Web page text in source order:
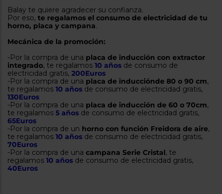
ti
y
con
mejor
de
entrega
¿Por
qué
te
pedimos
tu
código
postal?
Balay te quiere agradecer su confianza.
Por eso, te regalamos el consumo de electricidad de tu
horno, placa y campana.
Mecánica de la promoción:
-Por la compra de una placa de inducción con extractor
integrado, te regalamos 10 años de consumo de
electricidad gratis, 200Euros
-Por la compra de una placa de inducciónde 80 o 90 cm,
te regalamos 10 años de consumo de electricidad gratis,
130Euros
-Por la compra de una placa de inducción de 60 o 70cm,
te regalamos 5 años de consumo de electricidad gratis,
65Euros
-Por la compra de un horno con función Freidora de aire,
te regalamos 10 años de consumo de electricidad gratis,
70Euros
-Por la compra de una campana Serie Cristal, te
regalamos 10 años de consumo de electricidad gratis,
40Euros